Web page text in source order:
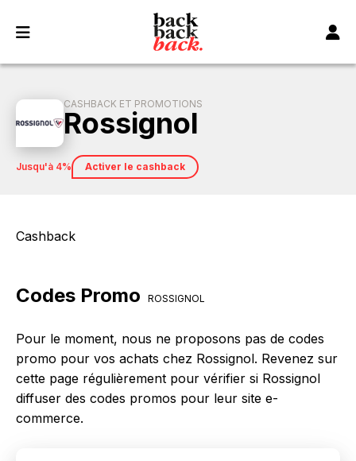
CASHBACK ET PROMOTIONS
Rossignol
jusqu'à 4% Activer le cashback
Cashback
Codes Promo ROSSIGNOL
Pour le moment, nous ne proposons pas de codes
promo pour vos achats chez Rossignol. Revenez sur
cette page régulièrement pour vérifier si Rossignol
diffuser des codes promos pour leur site e-
commerce.